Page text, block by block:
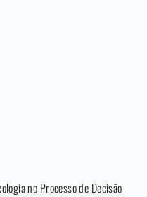
no Processo de Decisão